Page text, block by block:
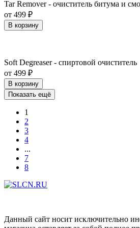
Tar Remover - очиститель битума и
от 499 ₽
В корзину
Soft Degreaser - спиртовой очиститель
от 499 ₽
В корзину
Показать ещё
1
2
3
4
...
7
8
Данный сайт носит исключительно